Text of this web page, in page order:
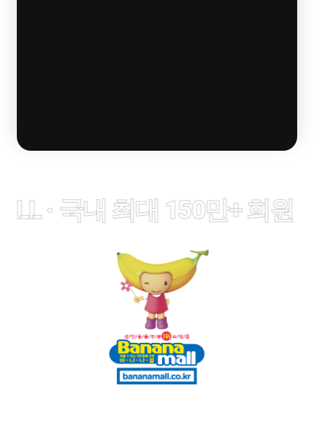
· 국내 최대 150만+ 회원 ·